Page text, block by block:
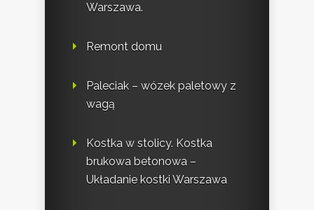
Warszawa.
Remont domu
Paleciak – wózek paletowy z
wagą
Kostka w stolicy. Kostka
brukowa betonowa –
Układanie kostki Warszawa